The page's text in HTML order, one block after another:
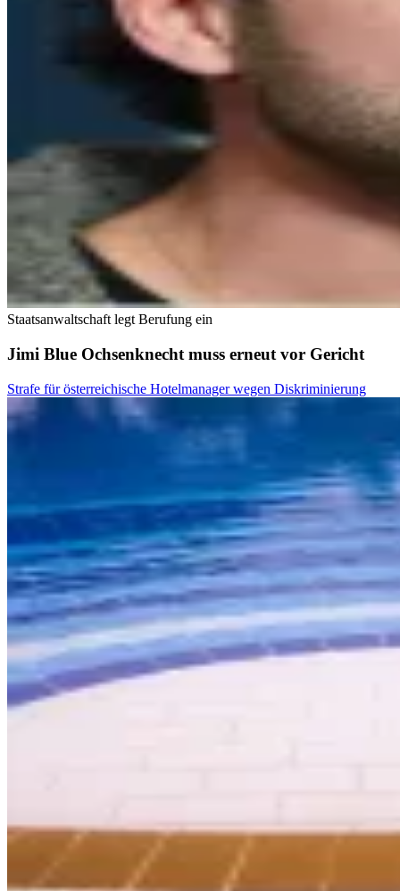
Staatsanwaltschaft legt Berufung ein
Jimi Blue Ochsenknecht muss erneut vor Gericht
Strafe für österreichische Hotelmanager wegen Diskriminierung